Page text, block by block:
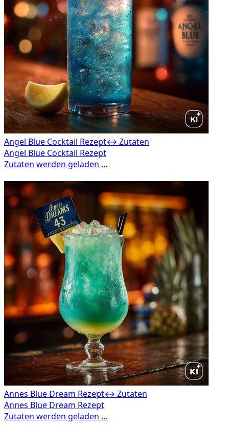
Angel Blue Cocktail Rezept↔ Zutaten
Annes Blue Dream Rezept↔ Zutaten